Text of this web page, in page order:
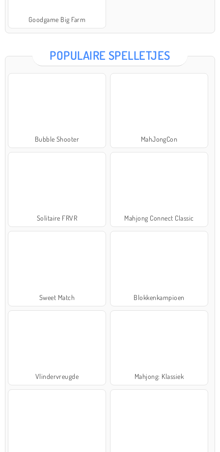
Goodgame Big Farm
POPULAIRE SPELLETJES
Bubble Shooter MahJongCon
Solitaire FRVR Mahjong Connect Classic
Sweet Match Blokkenkampioen
Vlindervreugde Mahjong: Klassiek